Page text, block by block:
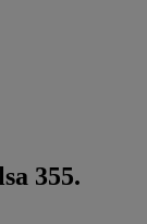
355.